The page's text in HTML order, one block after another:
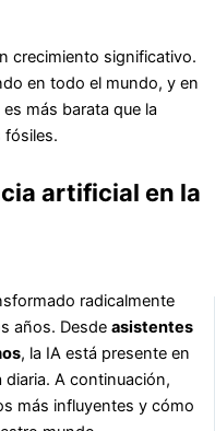
crecimiento significativo.
en todo el mundo, y en
más barata que la
fósiles.
artificial en la
radicalmente
años. Desde asistentes
, la IA está presente en
A continuación,
más influyentes y cómo